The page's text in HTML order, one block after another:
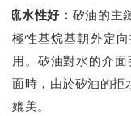
疏水性好： 矽油的主
極性基烷基朝外定
用。矽油對水的介面
面時，由於矽油的拒
媲美。